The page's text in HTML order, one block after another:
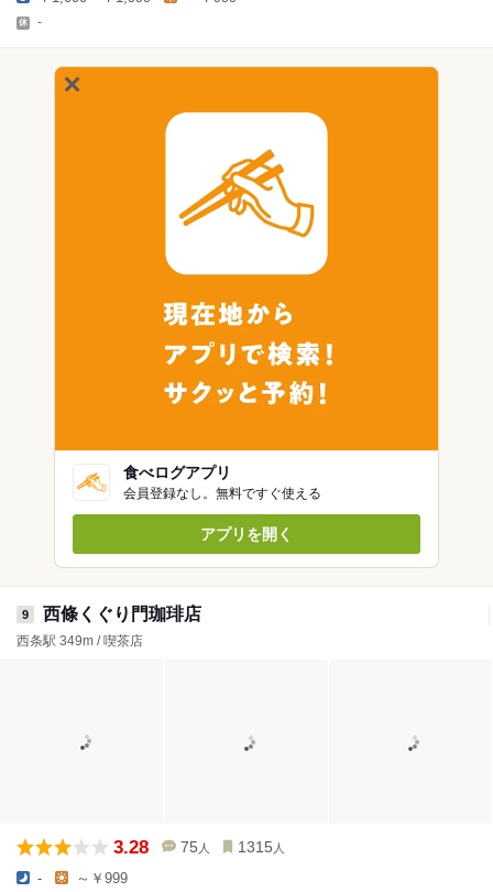
-
食べログアプリ
会員登録なし。無料ですぐ使える
アプリを開く
9 西條くぐり門珈琲店
西条駅 349m / 喫茶店
3.28 75 人 1315 人
- ～￥999